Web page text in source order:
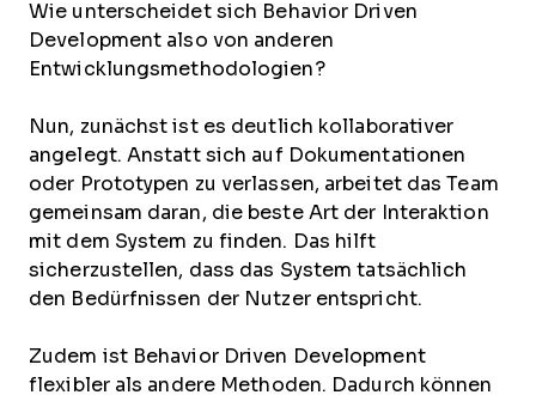
Wie unterscheidet sich Behavior Driven
Development also von anderen
Entwicklungsmethodologien?
Nun, zunächst ist es deutlich kollaborativer
angelegt. Anstatt sich auf Dokumentationen
oder Prototypen zu verlassen, arbeitet das Team
gemeinsam daran, die beste Art der Interaktion
mit dem System zu finden. Das hilft
sicherzustellen, dass das System tatsächlich
den Bedürfnissen der Nutzer entspricht.
Zudem ist Behavior Driven Development
flexibler als andere Methoden. Dadurch können